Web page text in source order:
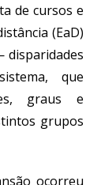
de cursos e
(EaD)
disparidades
que
graus e
grupos
ocorreu